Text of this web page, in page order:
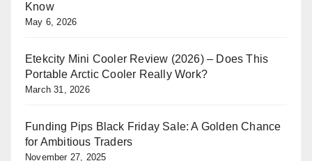
Know
May 6, 2026
Etekcity Mini Cooler Review (2026) – Does This
Portable Arctic Cooler Really Work?
March 31, 2026
Funding Pips Black Friday Sale: A Golden Chance
for Ambitious Traders
November 27, 2025